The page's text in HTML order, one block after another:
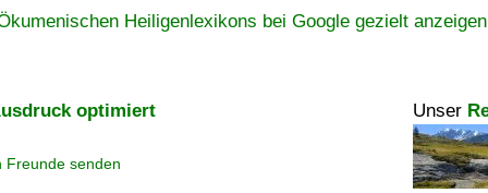
Heiligenlexikons bei Google gezielt anzeigen
optimiert Unser
Freunde senden